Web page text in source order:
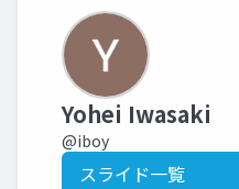
Yohei Iwasaki
@iboy
スライド一覧